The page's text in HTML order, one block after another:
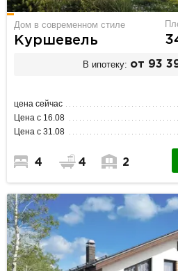
Дом в современном стиле
Куршевель
В ипотеку: от 93
цена сейчас
Цена с 16.08
Цена с 31.08
4 4 2